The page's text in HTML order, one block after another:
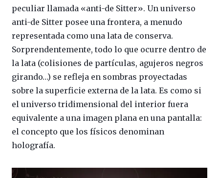
peculiar llamada «anti-de Sitter». Un universo
anti-de Sitter posee una frontera, a menudo
representada como una lata de conserva.
Sorprendentemente, todo lo que ocurre dentro de
la lata (colisiones de partículas, agujeros negros
girando…) se refleja en sombras proyectadas
sobre la superficie externa de la lata. Es como si
el universo tridimensional del interior fuera
equivalente a una imagen plana en una pantalla:
el concepto que los físicos denominan
holografía.